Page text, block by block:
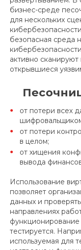
бизнес-среде
для нескольких
безопасная среда
активно
открывшиеся
от потери всех
от потери
в целом;
от хищения
вывода
Использование
позволяет
данных и
направлениях
функционирование
тестируется.
используемая для